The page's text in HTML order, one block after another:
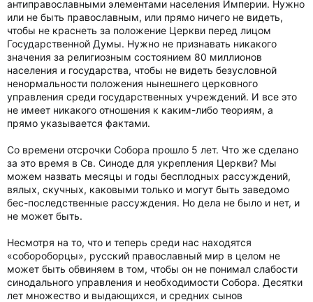
антиправославными элементами населения Империи. Нужно
или не быть православным, или прямо ничего не видеть,
чтобы не краснеть за положение Церкви перед лицом
Государственной Думы. Нужно не признавать никакого
значения за религиозным состоянием 80 миллионов
населения и государства, чтобы не видеть безусловной
ненормальности положения нынешнего церковного
управления среди государственных учреждений. И все это
не имеет никакого отношения к каким-либо теориям, а
прямо указывается фактами.
Со времени отсрочки Собора прошло 5 лет. Что же сделано
за это время в Св. Синоде для укрепления Церкви? Мы
можем назвать месяцы и годы бесплодных рассуждений,
вялых, скучных, каковыми только и могут быть заведомо
бес-последственные рассуждения. Но дела не было и нет, и
не может быть.
Несмотря на то, что и теперь среди нас находятся
«собороборцы», русский православный мир в целом не
может быть обвиняем в том, чтобы он не понимал слабости
синодального управления и необходимости Собора. Десятки
лет множество и выдающихся, и средних сынов